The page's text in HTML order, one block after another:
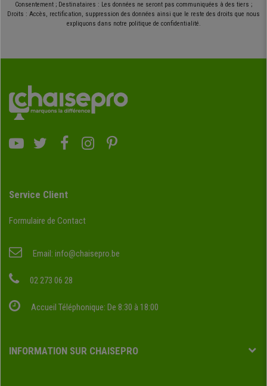
Consentement ; Destinataires : Les données ne seront pas communiquées à des tiers ;
Droits : Accès, rectification, suppression des données ainsi que le reste des droits que nous
expliquons dans notre politique de confidentialité.
Service Client
Formulaire de Contact
Email: info@chaisepro.be
02 273 06 28
Accueil Téléphonique: De 8:30 à 18:00
INFORMATION SUR CHAISEPRO